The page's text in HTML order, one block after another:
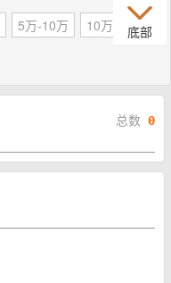
5万-10万
10万-20万
总数0
底部